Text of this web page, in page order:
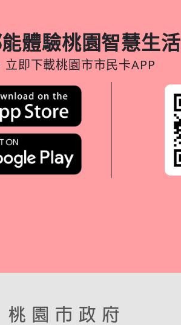
體驗桃園智慧生活
立即下載桃園市市民卡APP